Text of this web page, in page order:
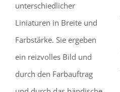
unterschiedlicher
Liniaturen in Breite und
Farbstärke. Sie ergeben
ein reizvolles Bild und
durch den Farbauftrag